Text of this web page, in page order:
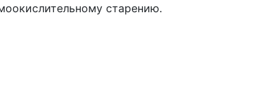
старению.